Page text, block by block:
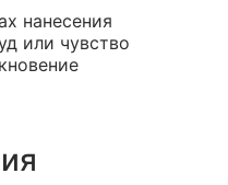
нанесения
или чувство